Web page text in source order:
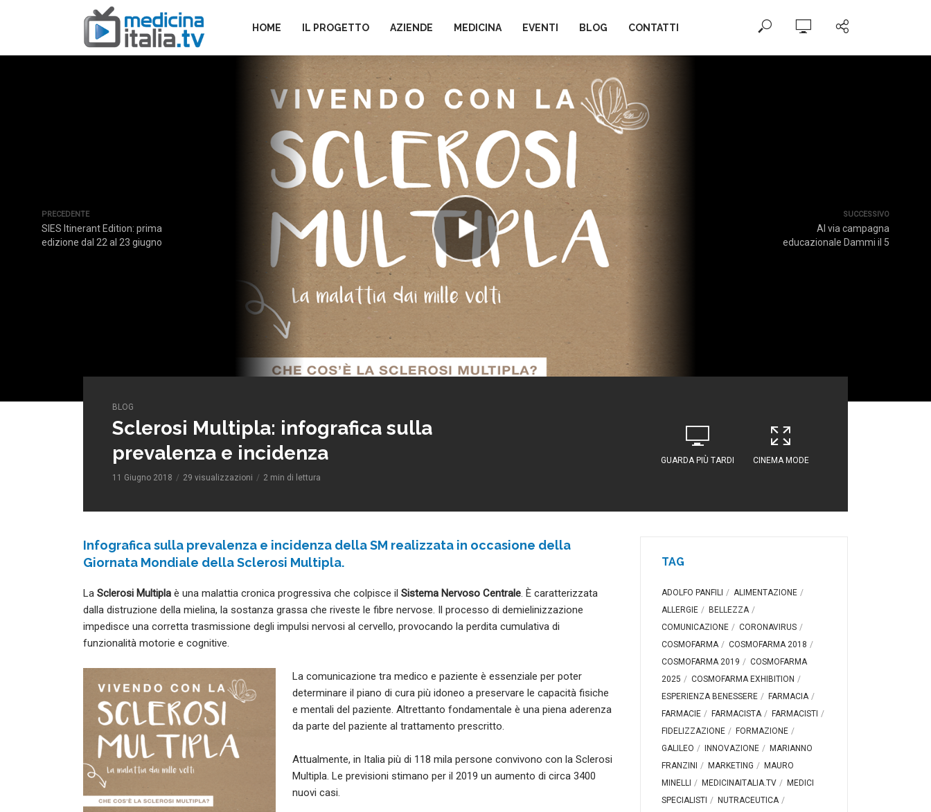
HOME IL PROGETTO AZIENDE MEDICINA EVENTI BLOG CONTATTI
PRECEDENTE
SIES Itinerant Edition: prima
edizione dal 22 al 23 giugno
SUCCESSIVO
Al via campagna
educazionale Dammi il 5
BLOG
Sclerosi Multipla: infografica sulla
prevalenza e incidenza
11 Giugno 2018 29 visualizzazioni 2 min di lettura
GUARDA PIÙ TARDI CINEMA MODE
Infografica sulla prevalenza e incidenza della SM realizzata in occasione della
Giornata Mondiale della Sclerosi Multipla.
La Sclerosi Multipla è una malattia cronica progressiva che colpisce il Sistema Nervoso Centrale. È caratterizzata
dalla distruzione della mielina, la sostanza grassa che riveste le fibre nervose. Il processo di demielinizzazione
impedisce una corretta trasmissione degli impulsi nervosi al cervello, provocando la perdita cumulativa di
funzionalità motorie e cognitive.
La comunicazione tra medico e paziente è essenziale per poter
determinare il piano di cura più idoneo a preservare le capacità fisiche
e mentali del paziente. Altrettanto fondamentale è una piena aderenza
da parte del paziente al trattamento prescritto.
Attualmente, in Italia più di 118 mila persone convivono con la Sclerosi
Multipla. Le previsioni stimano per il 2019 un aumento di circa 3400
nuovi casi.
TAG
ADOLFO PANFILI
ALIMENTAZIONE
ALLERGIE
BELLEZZA
COMUNICAZIONE
CORONAVIRUS
COSMOFARMA
COSMOFARMA 2018
COSMOFARMA 2019
COSMOFARMA
2025
COSMOFARMA EXHIBITION
ESPERIENZA BENESSERE
FARMACIA
FARMACIE
FARMACISTA
FARMACISTI
FIDELIZZAZIONE
FORMAZIONE
GALILEO
INNOVAZIONE
MARIANNO
FRANZINI
MARKETING
MAURO
MINELLI
MEDICINAITALIA.TV
MEDICI
SPECIALISTI
NUTRACEUTICA